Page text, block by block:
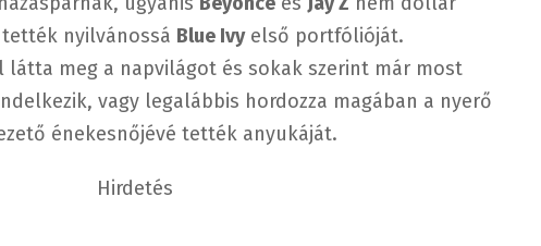
nyilvánossá Blue Ivyelső portfólióját.
látta meg a napvilágot és sokak szerint már most
vagy legalábbis hordozza magában a nyerő
énekesnőjévé tették anyukáját.
Hirdetés